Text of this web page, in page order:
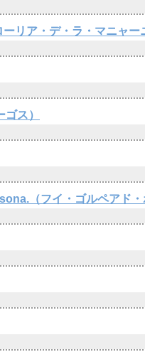
リア・デ・ラ・マニャー
ス）
（フイ・ゴルペアド・